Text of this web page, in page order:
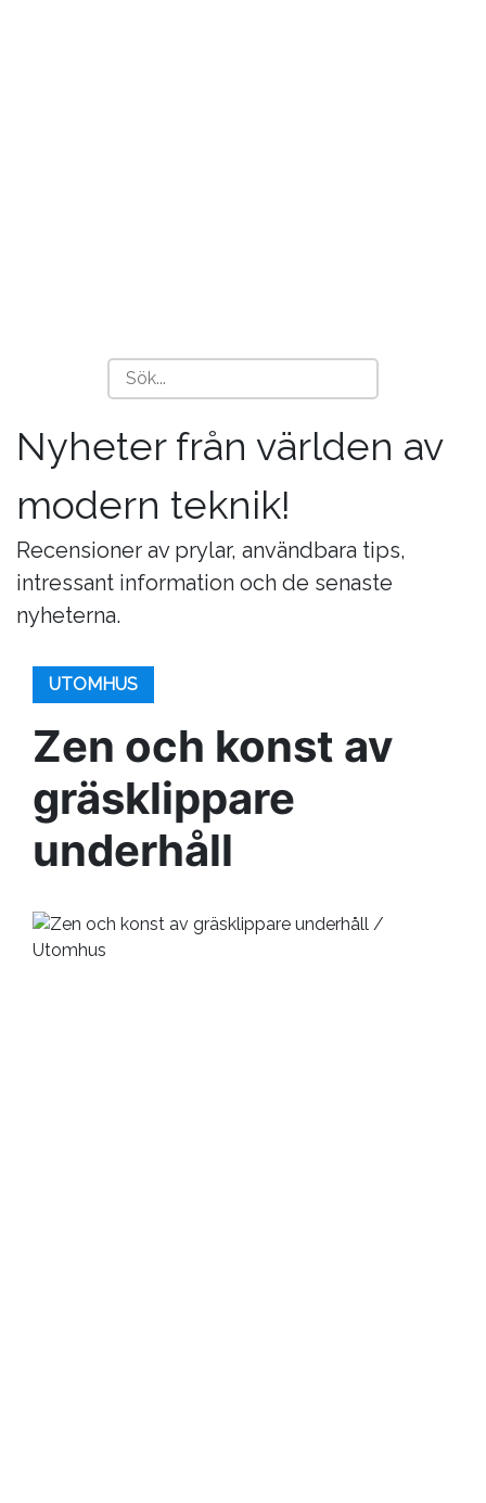
Nyheter från världen av
modern teknik!
Recensioner av prylar, användbara tips,
intressant information och de senaste
nyheterna.
UTOMHUS
Zen och konst av
gräsklippare
underhåll